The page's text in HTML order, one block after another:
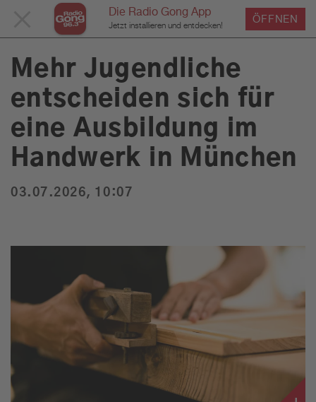
Die Radio Gong App
Jetzt installieren und entdecken!
ÖFFNEN
SCHLIESSEN
Service
Programm
Du bist hier: Home Service News News Detailseite
Mehr Jugendliche
entscheiden sich für
eine Ausbildung im
Handwerk in München
03.07.2026, 10:07